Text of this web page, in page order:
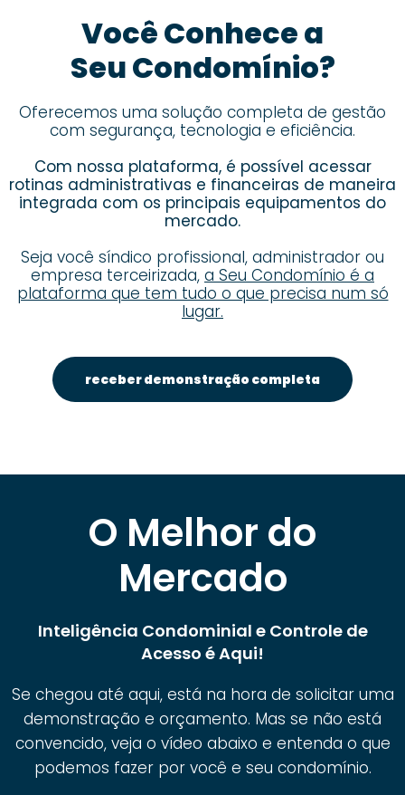
Você Conhece a
Seu Condomínio?
Oferecemos uma solução completa de gestão
com segurança, tecnologia e eficiência.
Com nossa plataforma, é possível acessar
rotinas administrativas e financeiras de maneira
integrada com os principais equipamentos do
mercado.
Seja você síndico profissional, administrador ou
empresa terceirizada, a Seu Condomínio é a
plataforma que tem tudo o que precisa num só
lugar.
receber demonstração completa
O Melhor do
Mercado
Inteligência Condominial e Controle de
Acesso é Aqui!
Se chegou até aqui, está na hora de solicitar uma
demonstração e orçamento. Mas se não está
convencido, veja o vídeo abaixo e entenda o que
podemos fazer por você e seu condomínio.